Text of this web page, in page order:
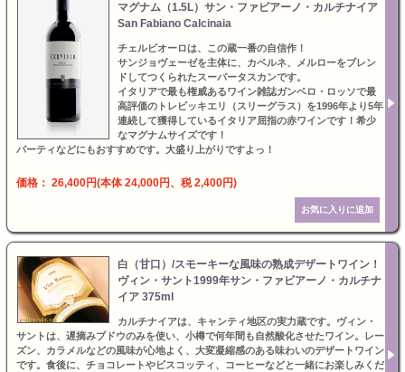
マグナム（1.5L）サン・ファビアーノ・カルチナイア
San Fabiano Calcinaia
チェルビオーロは、この蔵一番の自信作！
サンジョヴェーゼを主体に、カベルネ、メルローをブレン
ドしてつくられたスーパータスカンです。
イタリアで最も権威あるワイン雑誌ガンベロ・ロッソで最
高評価のトレビッキエリ（スリーグラス）を1996年より5年
連続して獲得しているイタリア屈指の赤ワインです！希少
なマグナムサイズです！
パーティなどにもおすすめです。大盛り上がりですよっ！
価格： 26,400円(本体 24,000円、税 2,400円)
白（甘口）/スモーキーな風味の熟成デザートワイン！
ヴィン・サント1999年サン・ファビアーノ・カルチナ
イア 375ml
カルチナイアは、キャンティ地区の実力蔵です。ヴィン・
サントは、遅摘みブドウのみを使い、小樽で何年間も自然酸化させたワイン。レー
ズン、カラメルなどの風味が心地よく、大変凝縮感のある味わいのデザートワイン
です。食後に、チョコレートやビスコッティ、コーヒーなどと一緒にお楽しみくだ